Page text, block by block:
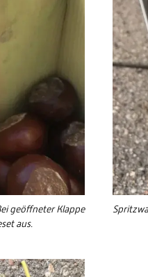
geöffneter Klappe
aus.